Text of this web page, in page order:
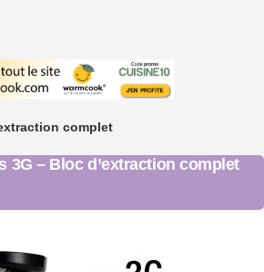
complet
3G – Bloc d’extraction complet